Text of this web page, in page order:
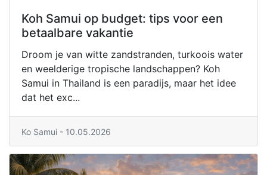
Koh Samui op budget: tips voor een
betaalbare vakantie
Droom je van witte zandstranden, turkoois water
en weelderige tropische landschappen? Koh
Samui in Thailand is een paradijs, maar het idee
dat het exc...
Ko Samui - 10.05.2026